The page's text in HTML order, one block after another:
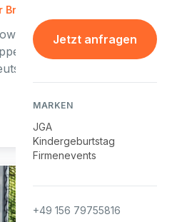
Jetzt anfragen
MARKEN
JGA
Kindergeburtstag
Firmenevents
+49 156 79755816
oder Bräutigam.
Tag und mehr für
Erlebnisse. Von 6
inkl.